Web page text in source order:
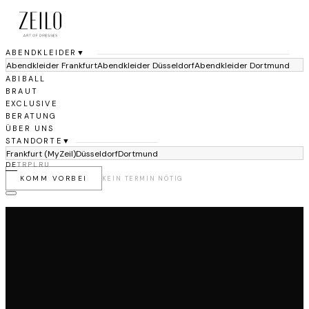
ABENDKLEIDER ▼
Abendkleider FrankfurtAbendkleider DüsseldorfAbendkleider Dortmund
ABIBALL
BRAUT
EXCLUSIVE
BERATUNG
ÜBER UNS
STANDORTE ▼
Frankfurt (MyZeil)DüsseldorfDortmund
DETRPLRU
KOMM VORBEI
KEIN TERMIN NÖTIG